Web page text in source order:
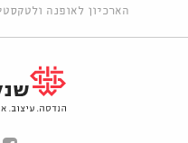
הארכיון לאופנה